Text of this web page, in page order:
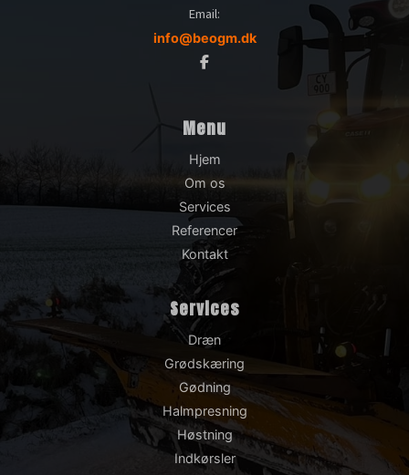
Email:
info@beogm.dk
Menu
Hjem
Om os
Services
Referencer
Kontakt
Services
Dræn
Grødskæring
Gødning
Halmpresning
Høstning
Indkørsler